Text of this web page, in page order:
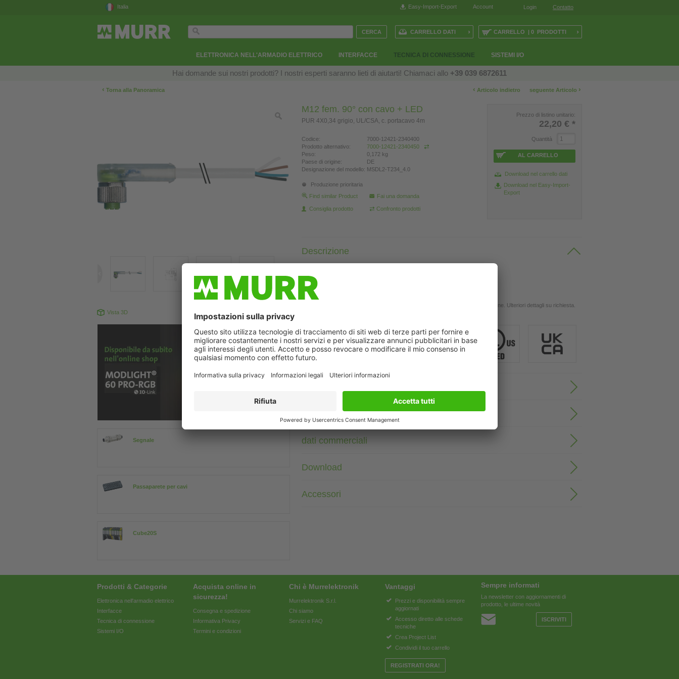
Italia Login Contatto
Account
Easy-Import-Export
ELETTRONICA NELL'ARMADIO ELETTRICO INTERFACCE TECNICA DI CONNESSIONE SISTEMI I/O
CARRELLO | 0 PRODOTTI ›
CARRELLO DATI ›
Hai domande sui nostri prodotti? I nostri esperti saranno lieti di aiutarti! Chiamaci allo +39 039 6872611
‹ Torna alla Panoramica seguente Articolo ›
‹ Articolo indietro
Vista 3D Il prodotto può differire dall'immagine
Segnale
Passaparete per cavi
Cube20S
M12 fem. 90° con cavo + LED
PUR 4X0,34 grigio, UL/CSA, c. portacavo 4m
Codice:
7000-12421-2340400
Prodotto alternativo:
7000-12421-2340450
Peso:
0,172 kg
Paese di origine:
DE
Designazione del modello: MSDL2-T234_4.0
Produzione prioritaria
Find similar Product
Fai una domanda
Consiglia prodotto Confronto prodotti
Prezzo di listino unitario:
22,20 € *
Quantità
AL CARRELLO
Download nel carrello dati
Download nel Easy-Import-
Export
Descrizione
M12, 4 poli
3× LED (PNP)
Cod. 7005 - M12 Lite - (vite esagonale plastica) su richiesta
Custodie plastica con buona resistenza contro agenti chimici e oli
La resistenza agli agenti aggressivi deve essere testata per la singola applicazione. Ulteriori dettagli su richiesta.
Dati del cavo
dati commerciali
Download
Accessori
Prodotti & Categorie
Elettronica nell'armadio elettrico
Interfacce
Tecnica di connessione
Sistemi I/O
Acquista online in
sicurezza!
Consegna e spedizione
Informativa Privacy
Termini e condizioni
Chi è Murrelektronik
Murrelektronik S.r.l.
Chi siamo
Servizi e FAQ
Vantaggi
Prezzi e disponibilità sempre
aggiornati
Accesso diretto alle schede
tecniche
Crea Project List
Condividi il tuo carrello
REGISTRATI ORA!
Sempre informati
La newsletter con aggiornamenti di
prodotto, le ultime novità
ISCRIVITI